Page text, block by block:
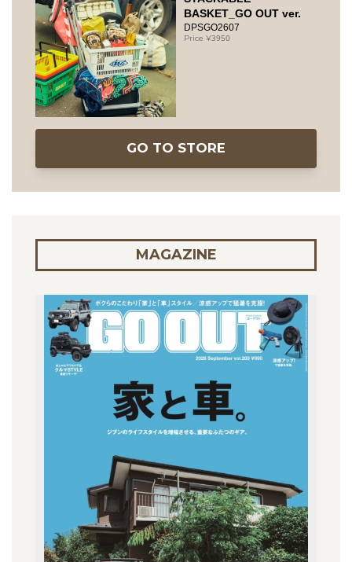
BASKET_GO OUT ver.
DPSGO2607
3950
GO TO STORE
MAGAZINE